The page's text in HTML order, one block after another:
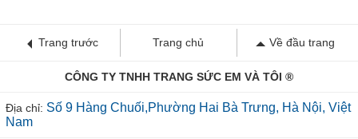
Trang trước Trang chủ Về đầu trang
CÔNG TY TNHH TRANG SỨC EM VÀ TÔI ®
Địa chỉ: Số 9 Hàng Chuối,Phường Hai Bà Trưng, Hà Nội, Việt
Nam